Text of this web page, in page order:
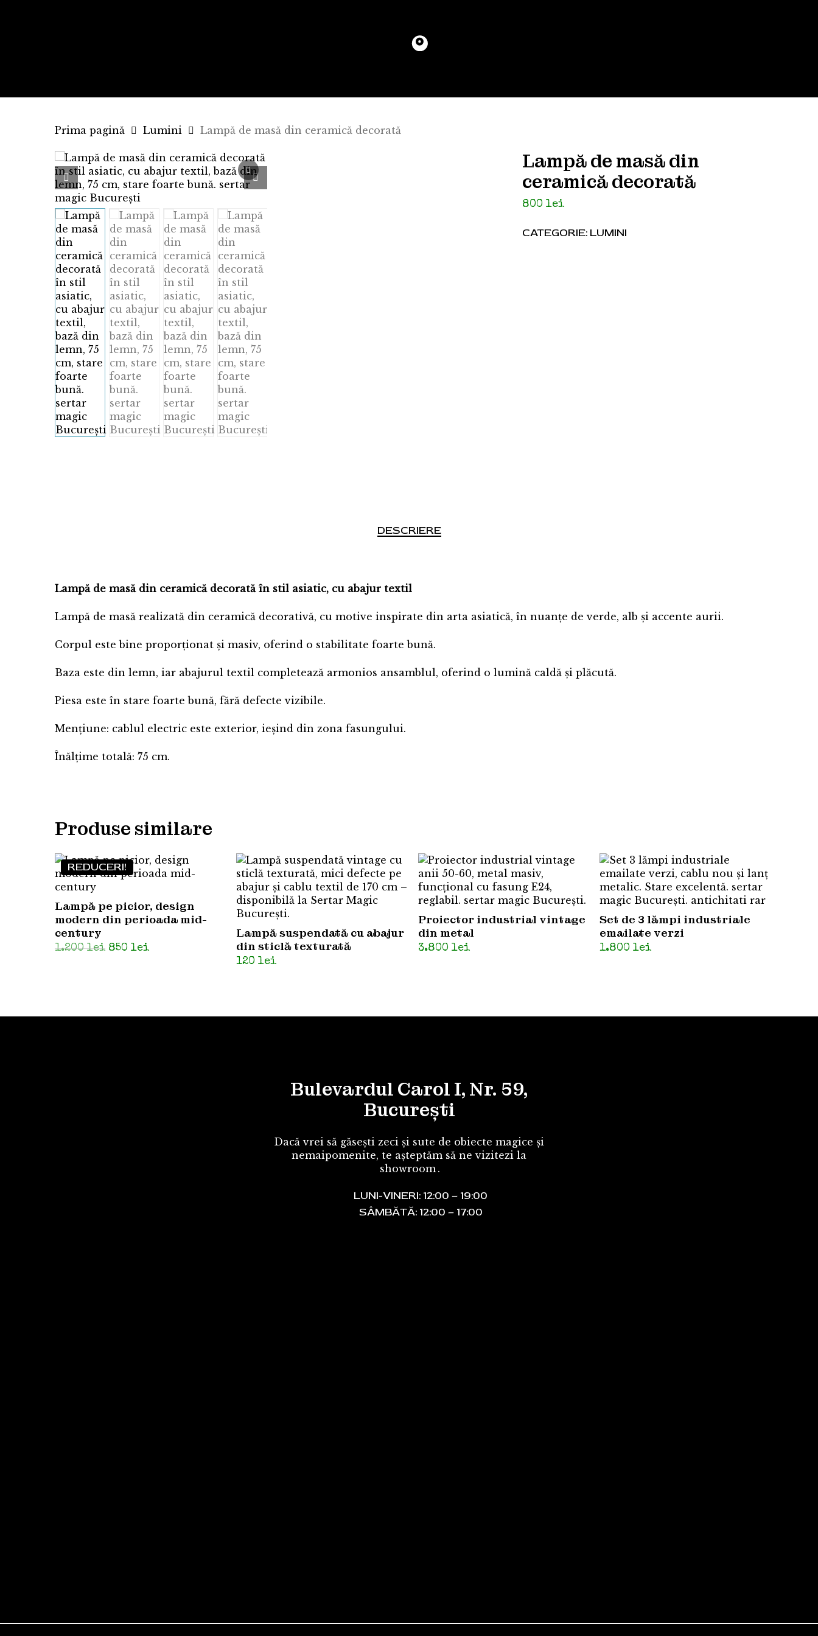
Prima pagină Lumini Lampă de masă din ceramică decorată
Lampă de masă din
ceramică decorată
800lei
CATEGORIE:LUMINI
DESCRIERE
Lampă de masă din ceramică decorată în stil asiatic, cu abajur textil
Lampă de masă realizată din ceramică decorativă, cu motive inspirate din arta asiatică, în nuanțe de verde, alb și accente aurii.
Corpul este bine proporționat și masiv, oferind o stabilitate foarte bună.
Baza este din lemn, iar abajurul textil completează armonios ansamblul, oferind o lumină caldă și plăcută.
Piesa este în stare foarte bună, fără defecte vizibile.
Mențiune: cablul electric este exterior, ieșind din zona fasungului.
Înălțime totală: 75 cm.
Produse similare
REDUCERI!
Lampă pe picior, design
modern din perioada mid-
century
1.200lei Prețul
850 leiPrețul
Lampă suspendată cu abajur
din sticlă texturată
120lei
Proiector industrial vintage
din metal
3.800 lei
Set de 3 lămpi industriale
emailate verzi
1.800 lei
Bulevardul Carol I, Nr. 59,
București
Dacă vrei să găsești zeci și sute de obiecte magice și
nemaipomenite, te așteptăm să ne vizitezi la
showroom .
LUNI-VINERI: 12:00 – 19:00
SÂMBĂTĂ: 12:00 – 17:00